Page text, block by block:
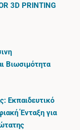
3D PRINTING
Βιωσιμότητα
Εκπαιδευτικό
Ένταξη για